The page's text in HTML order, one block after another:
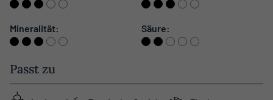
Mineralität: Säure:
Passt zu